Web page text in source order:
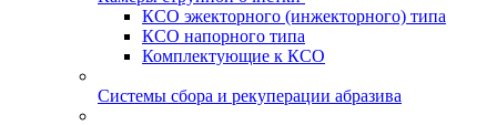
КСО эжекторного (инжекторного) типа
КСО напорного типа
Комплектующие к КСО
Системы сбора и рекуперации абразива